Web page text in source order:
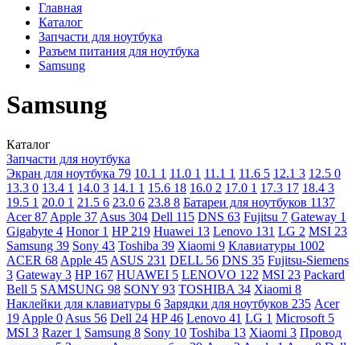
Главная
Каталог
Запчасти для ноутбука
Разъем питания для ноутбука
Samsung
Samsung
Каталог
Запчасти для ноутбука
Экран для ноутбука 79 10.1 1 11.0 1 11.1 1 11.6 5 12.1 3 12.5 0
13.3 0 13.4 1 14.0 3 14.1 1 15.6 18 16.0 2 17.0 1 17.3 17 18.4 3
19.5 1 20.0 1 21.5 6 23.0 6 23.8 8 Батареи для ноутбуков 1137
Acer87 Apple 37 Asus 304 Dell 115 DNS 63 Fujitsu 7 Gateway 1
Gigabyte 4 Honor 1 HP 219 Huawei 13 Lenovo 131 LG 2 MSI 23
Samsung 39 Sony 43 Toshiba 39 Xiaomi 9 Клавиатуры 1002
ACER 68 Apple 45 ASUS 231 DELL 56 DNS 35 Fujitsu-Siemens
3 Gateway 3 HP 167 HUAWEI 5 LENOVO 122 MSI 23 Packard
Bell 5 SAMSUNG 98 SONY 93 TOSHIBA 34 Xiaomi 8
Наклейки для клавиатуры 6 Зарядки для ноутбуков 235 Acer
19 Apple 0 Asus 56 Dell 24 HP46 Lenovo 41 LG 1 Microsoft 5
MSI 3 Razer 1 Samsung 8 Sony 10 Toshiba 13 Xiaomi 3 Провод